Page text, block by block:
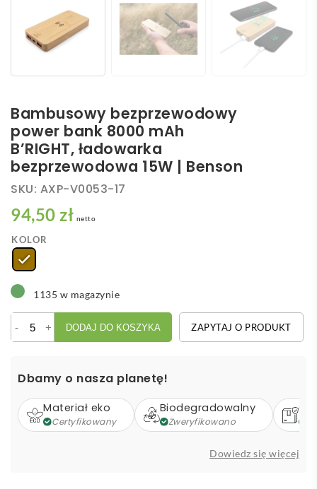
Bambusowy bezprzewodowy
power bank 8000 mAh
B’RIGHT, ładowarka
bezprzewodowa 15W | Benson
SKU: AXP-V0053-17
94,50 zł netto
KOLOR
1135 w magazynie
-
Bambusowy
bank
8000
mAh
B'RIGHT,
+ DODAJ DO KOSZYKA ZAPYTAJ O PRODUKT
Dbamy o nasza planetę!
Materiał eko
Certyfikowany
Biodegradowalny
Zweryfikowano
Dowiedz się więcej